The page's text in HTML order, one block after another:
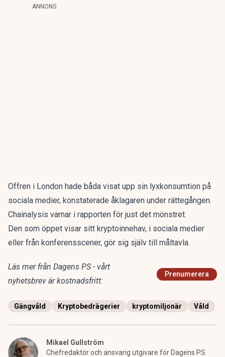
ANNONS
Offren i London hade båda visat upp sin lyxkonsumtion på
sociala medier, konstaterade åklagaren under rättegången.
Chainalysis varnar i rapporten för just det mönstret.
Den som öppet visar sitt kryptoinnehav, i sociala medier
eller från konferensscener, gör sig själv till måltavla.
Läs mer från Dagens PS - vårt
nyhetsbrev är kostnadsfritt:
Prenumerera
Gängvåld Kryptobedrägerier kryptomiljonär Våld
Mikael Gullström
Chefredaktör och ansvarig utgivare för Dagens PS